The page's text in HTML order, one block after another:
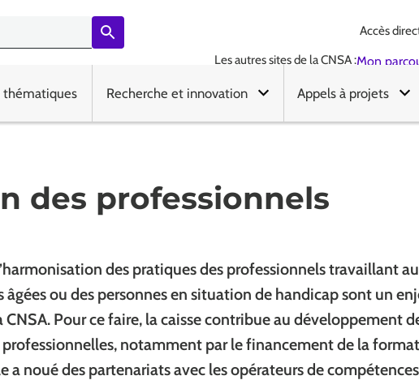
Accès
Les autres sites de la CNSA :Mon
Recherche et innovation Appels à projets
des professionnels
des pratiques des professionnels travaillant
âgées ou des personnes en situation de handicap sont un
CNSA. Pour ce faire, la caisse contribue au développement
notamment par le financement de la
a noué des partenariats avec les opérateurs de compétences